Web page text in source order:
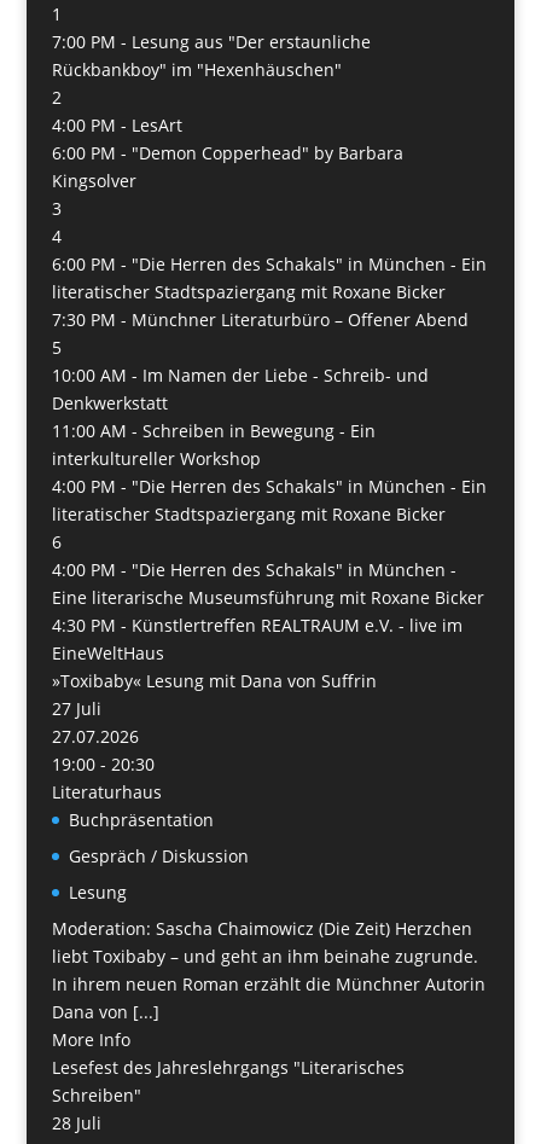
1
7:00 PM - Lesung aus "Der erstaunliche
Rückbankboy" im "Hexenhäuschen"
2
4:00 PM - LesArt
6:00 PM - "Demon Copperhead" by Barbara
Kingsolver
3
4
6:00 PM - "Die Herren des Schakals" in München - Ein
literatischer Stadtspaziergang mit Roxane Bicker
7:30 PM - Münchner Literaturbüro – Offener Abend
5
10:00 AM - Im Namen der Liebe - Schreib- und
Denkwerkstatt
11:00 AM - Schreiben in Bewegung - Ein
interkultureller Workshop
4:00 PM - "Die Herren des Schakals" in München - Ein
literatischer Stadtspaziergang mit Roxane Bicker
6
4:00 PM - "Die Herren des Schakals" in München -
Eine literarische Museumsführung mit Roxane Bicker
4:30 PM - Künstlertreffen REALTRAUM e.V. - live im
EineWeltHaus
»Toxibaby« Lesung mit Dana von Suffrin
27 Juli
27.07.2026
19:00 - 20:30
Literaturhaus
Buchpräsentation
Gespräch / Diskussion
Lesung
Moderation: Sascha Chaimowicz (Die Zeit) Herzchen
liebt Toxibaby – und geht an ihm beinahe zugrunde.
In ihrem neuen Roman erzählt die Münchner Autorin
Dana von [...]
More Info
Lesefest des Jahreslehrgangs "Literarisches
Schreiben"
28 Juli